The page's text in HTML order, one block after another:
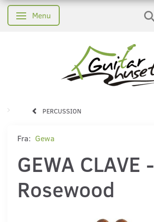
Skifte navigation
Menu
PERCUSSION
Fra: Gewa
GEWA CLAVE -
Rosewood